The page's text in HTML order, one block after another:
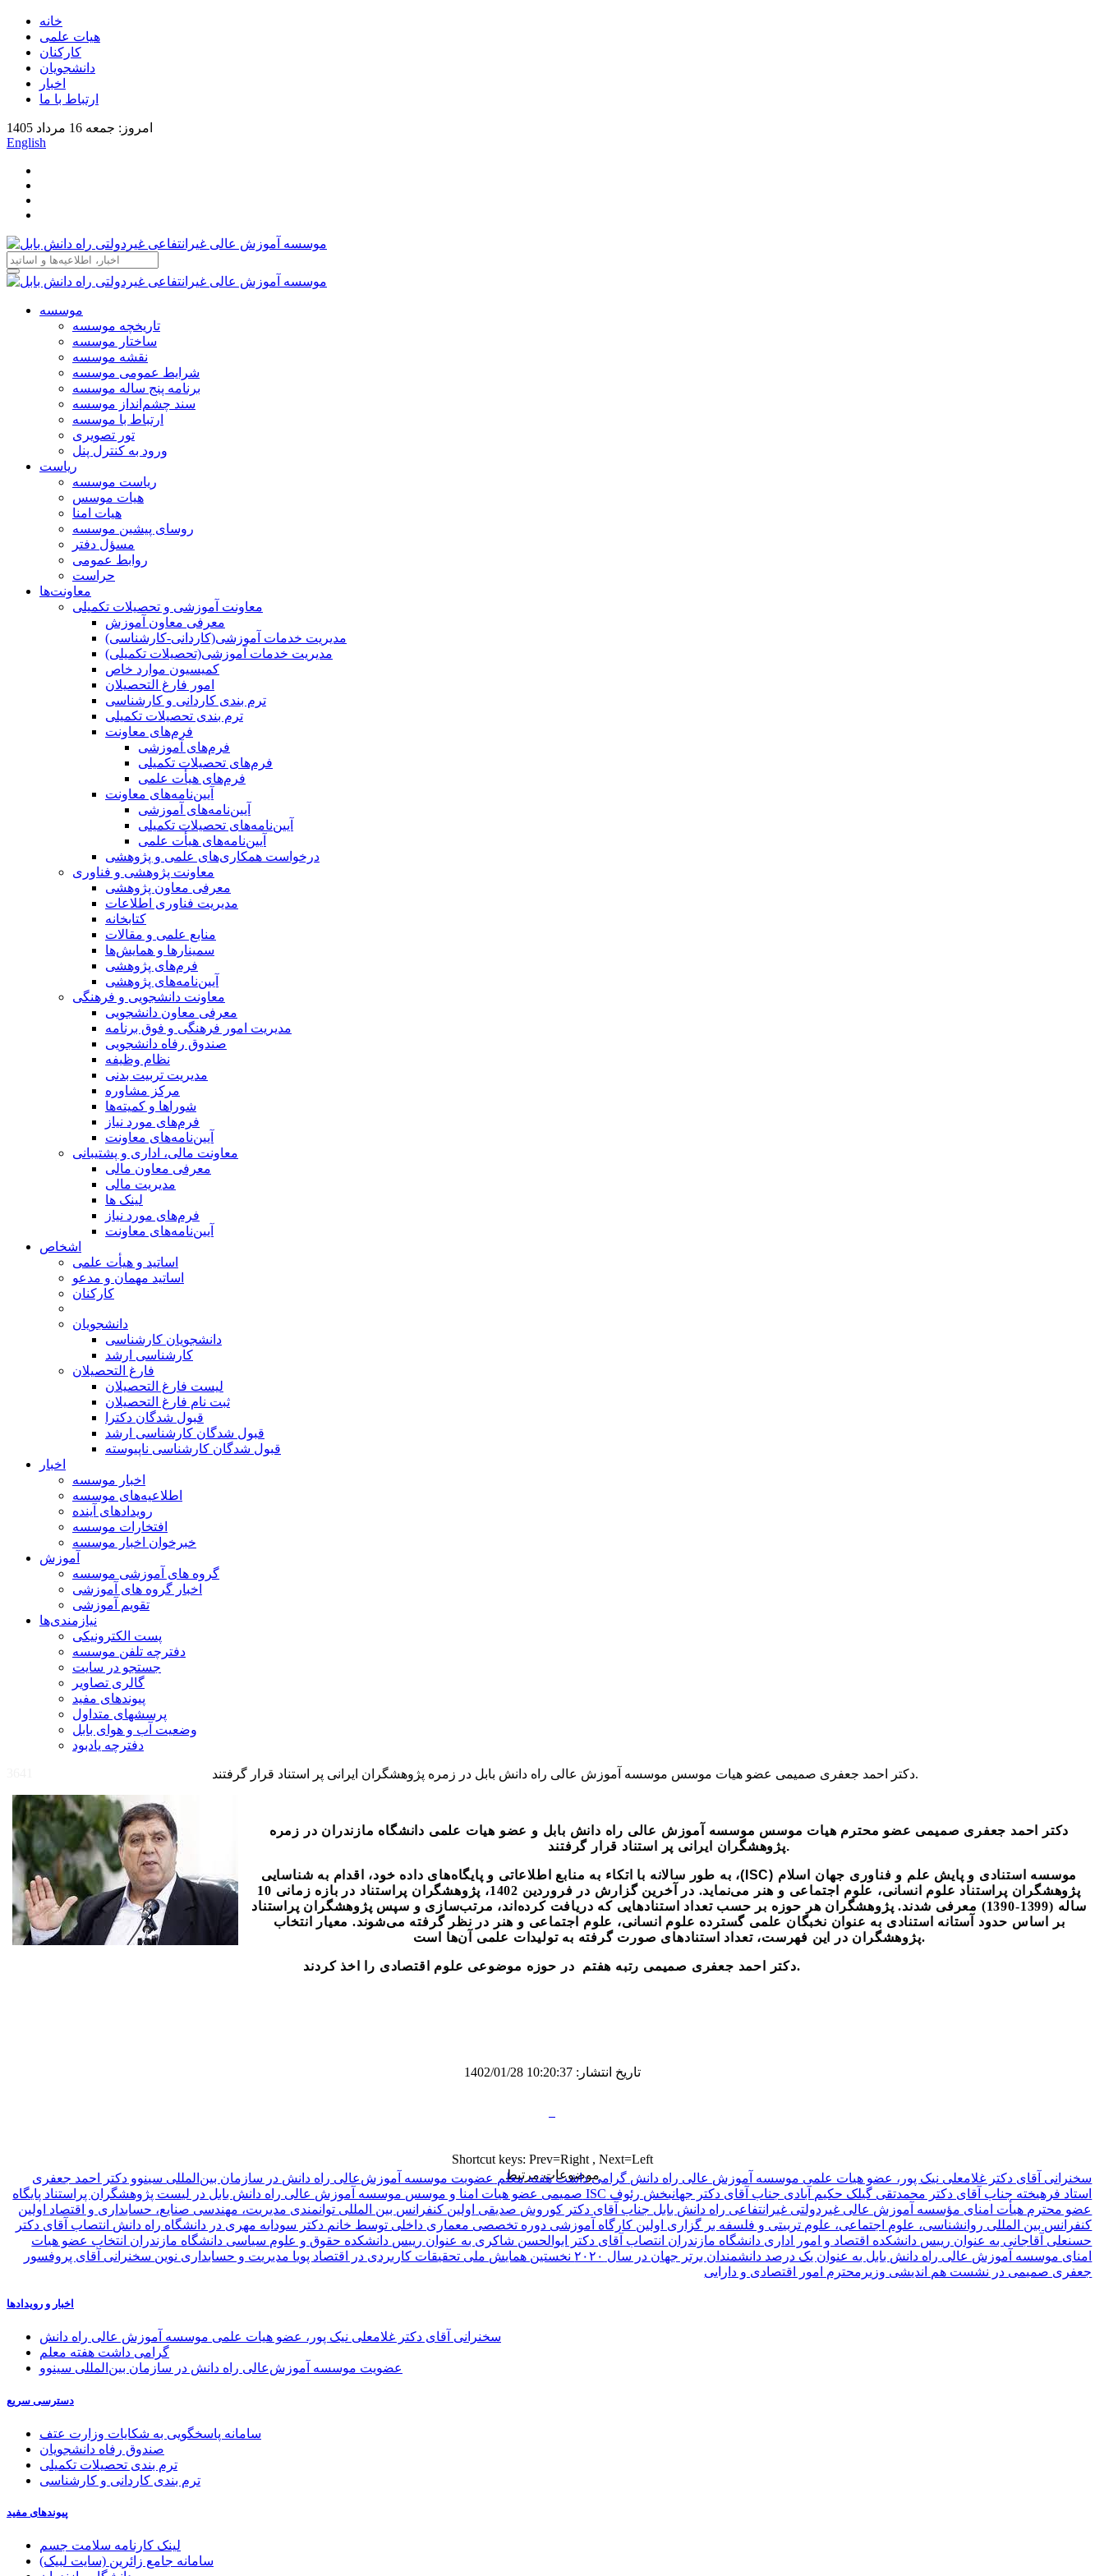
خانه
هیات علمی
کارکنان
دانشجویان
اخبار
ارتباط با ما
امروز: جمعه 16 مرداد 1405
English
موسسه
تاریخچه موسسه
ساختار موسسه
نقشه موسسه
شرایط عمومی موسسه
برنامه پنج ساله موسسه
سند چشم‌انداز موسسه
ارتباط با موسسه
تور تصویری
ورود به کنترل پنل
ریاست
ریاست موسسه
هیات موسس
هیات امنا
روسای پیشین موسسه
مسؤل دفتر
روابط عمومی
حراست
معاونت‌ها
معاونت آموزشی و تحصیلات تکمیلی
معرفی معاون آموزش
مدیریت خدمات آموزشی(کاردانی-کارشناسی)
مدیریت خدمات آموزشی(تحصیلات تکمیلی)
کمیسیون موارد خاص
امور فارغ التحصیلان
ترم بندی کاردانی و کارشناسی
ترم بندی تحصیلات تکمیلی
فرم‌های معاونت
فرم‌های آموزشی
فرم‌های تحصیلات تکمیلی
فرم‌های هیأت علمی
آیین‌نامه‌های معاونت
آیین‌نامه‌های آموزشی
آیین‌نامه‌های تحصیلات تکمیلی
آیین‌نامه‌های هیأت علمی
درخواست همکاری‌های علمی و پژوهشی
معاونت پژوهشی و فناوری
معرفی معاون پژوهشی
مدیریت فناوری اطلاعات
کتابخانه
منابع علمی و مقالات
سمینارها و همایش‌ها
فرم‌های پژوهشی
آیین‌نامه‌های پژوهشی
معاونت دانشجویی و فرهنگی
معرفی معاون دانشجویی
مدیریت امور فرهنگی و فوق برنامه
صندوق رفاه دانشجویی
نظام وظیفه
مدیریت تربیت بدنی
مرکز مشاوره
شوراها و کمیته‌ها
فرم‌های مورد نیاز
آیین‌نامه‌های معاونت
معاونت مالی، اداری و پشتیبانی
معرفی معاون مالی
مدیریت مالی
لینک ها
فرم‌های مورد نیاز
آیین‌نامه‌های معاونت
اشخاص
اساتید و هیأت علمی
اساتید مهمان و مدعو
کارکنان
دانشجویان
دانشجویان کارشناسی
کارشناسی ارشد
فارغ التحصیلان
لیست فارغ التحصیلان
ثبت نام فارغ التحصیلان
قبول شدگان دکترا
قبول شدگان کارشناسی ارشد
قبول شدگان کارشناسی ناپیوسته
اخبار
اخبار موسسه
اطلاعیه‌های موسسه
رویدادهای آینده
افتخارات موسسه
خبرخوان اخبار موسسه
آموزش
گروه های آموزشی موسسه
اخبار گروه های آموزشی
تقویم آموزشی
نیازمندی‌ها
پست الکترونیکی
دفترچه تلفن موسسه
جستجو در سایت
گالری تصاویر
پیوندهای مفید
پرسشهای متداول
وضعیت آب و هوای بابل
دفترچه یادبود
دکتر احمد جعفری صمیمی عضو هیات موسس موسسه آموزش عالی راه دانش بابل در زمره پژوهشگران ایرانی پر استناد قرار گرفتند.
دکتر احمد جعفری صمیمی عضو محترم هیات موسس موسسه آموزش عالی راه دانش بابل و عضو هیات علمی دانشگاه مازندران در زمره
پژوهشگران ایرانی پر استناد قرار گرفتند.
موسسه استنادی و پایش علم و فناوری جهان اسلام (ISC)، به طور سالانه با اتکاء به منابع اطلاعاتی و پایگاه‌های داده خود، اقدام به شناسایی
پژوهشگران پراستناد علوم انسانی، علوم اجتماعی و هنر می‌نماید. در آخرین گزارش در فروردین 1402، پژوهشگران پراستناد در بازه زمانی 10
ساله (1399-1390) معرفی شدند. پژوهشگران هر حوزه بر حسب تعداد استنادهایی که دریافت کرده‌اند، مرتب‌سازی و سپس پژوهشگران پراستناد
بر اساس حدود آستانه استنادی به عنوان نخبگان علمی گسترده علوم انسانی، علوم اجتماعی و هنر در نظر گرفته می‌شوند. معیار انتخاب
پژوهشگران در این فهرست، تعداد استنادهای صورت گرفته به تولیدات علمی آن‌ها است.
دکتر احمد جعفری صمیمی رتبه هفتم در حوزه موضوعی علوم اقتصادی را اخذ کردند.
تاریخ انتشار: 10:20:37 1402/01/28
Shortcut keys: Prev=Right , Next=Left
موضوعات مرتبط
سخنرانی آقای دکتر غلامعلی نیک پور، عضو هیات علمی موسسه آموزش عالی راه دانش گرامی داشت هفته معلم عضویت موسسه آموزش‌عالی راه دانش در سازمان بین‌المللی سینوو دکتر احمد جعفری
صمیمی عضو هیات امنا و موسس موسسه آموزش عالی راه دانش بابل در لیست پژوهشگران پراستناد پایگاه ISC
استاد فرهیخته جناب آقای دکتر محمدتقی گیلک حکیم آبادی جناب آقای دکتر جهانبخش رئوف
عضو محترم هیأت امنای مؤسسه آموزش عالی غیردولتی غیرانتفاعی راه دانش بابل جناب آقای دکتر کوروش صدیقی اولین کنفرانس بین المللی توانمندی مدیریت، مهندسی صنایع، حسابداری و اقتصاد اولین
کنفرانس بین المللی روانشناسی، علوم اجتماعی، علوم تربیتی و فلسفه بر گزاری اولین کارگاه آموزشی دوره تخصصی معماری داخلی توسط خانم دکتر سودابه مهری در دانشگاه راه دانش انتصاب آقای دکتر
حسنعلی آقاجانی به عنوان رییس دانشکده اقتصاد و امور اداری دانشگاه مازندران انتصاب آقای دکتر ابوالحسن شاکری به عنوان رییس دانشکده حقوق و علوم سیاسی دانشگاه مازندران انتخاب عضو هیات
امنای موسسه آموزش عالی راه دانش بابل به عنوان یک درصد دانشمندان برتر جهان در سال ۲۰۲۰
نخستین همایش ملی تحقیقات کاربردی در اقتصاد پویا مدیریت و حسابداری نوین سخنرانی آقای پروفسور
جعفری صمیمی در نشست هم اندیشی وزیرمحترم امور اقتصادی و دارایی
اخبار و رویدادها
سخنرانی آقای دکتر غلامعلی نیک پور، عضو هیات علمی موسسه آموزش عالی راه دانش
گرامی داشت هفته معلم
عضویت موسسه آموزش‌عالی راه دانش در سازمان بین‌المللی سینوو
دسترسی سریع
سامانه پاسخگویی به شکایات وزارت عتف
صندوق رفاه دانشجویان
ترم بندی تحصیلات تکمیلی
ترم بندی کاردانی و کارشناسی
پیوندهای مفید
لینک کارنامه سلامت جسم
سامانه جامع زائرین (سایت لبیک)